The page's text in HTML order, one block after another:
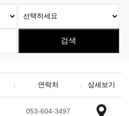
연락처 상세보기
053-604-3497